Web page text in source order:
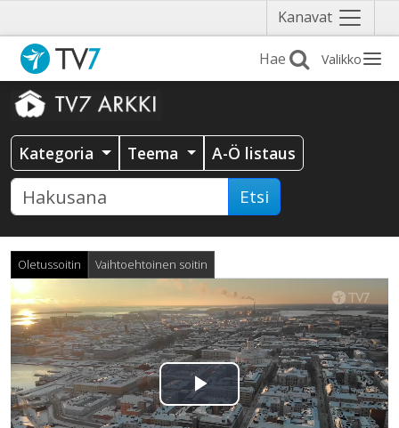
Kanavat Näytä
valikko
Valikko
Kategoria Teema A-Ö listaus
Etsi
Oletussoitin Vaihtoehtoinen soitin
Toista